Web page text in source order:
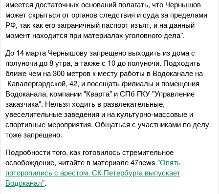
имеется достаточных оснований полагать, что Чернышов
может скрыться от органов следствия и суда за пределами
РФ, так как его заграничный паспорт изъят, и на данный
момент находится при материалах уголовного дела".
До 14 марта Чернышову запрещено выходить из дома с
полуночи до 8 утра, а также с 10 до полуночи. Подходить
ближе чем на 300 метров к месту работы в Водоканале на
Кавалергардской, 42, и посещать филиалы и помещения
Водоканала, компании "Кварта" и СПб ГКУ "Управление
заказчика". Нельзя ходить в развлекательные,
увеселительные заведения и на культурно-массовые и
спортивные мероприятия. Общаться с участниками по делу
тоже запрещено.
Подробности того, как готовилось стремительное
освобождение, читайте в материале 47news "Опять
поторопились с арестом. СК Петербурга выпускает
Водоканал".